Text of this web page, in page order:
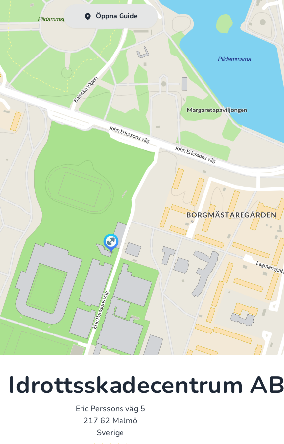
Öppna Guide
Idrottsskadecentrum AB
Eric Perssons väg 5
217 62 Malmö
Sverige